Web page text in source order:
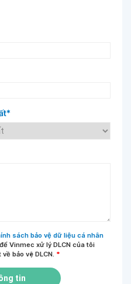
sách bảo vệ dữ liệu cá nhân
Vinmec xử lý DLCN của tôi
bảo vệ DLCN. *
tin